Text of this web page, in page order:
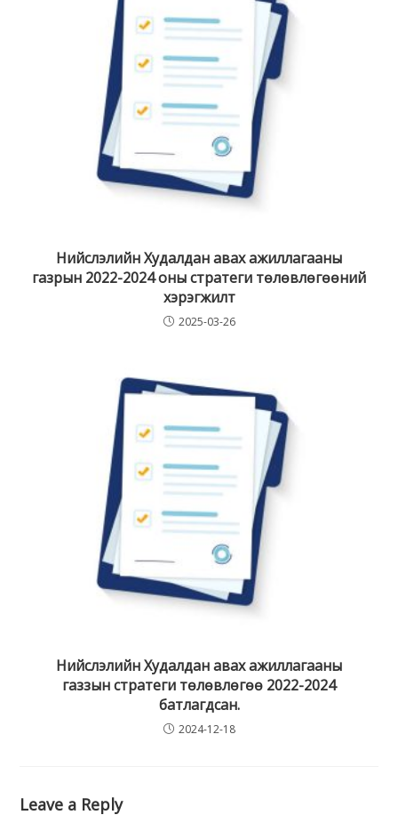
Нийслэлийн Худалдан авах ажиллагааны
газрын 2022-2024 оны стратеги төлөвлөгөөний
хэрэгжилт
2025-03-26
Нийслэлийн Худалдан авах ажиллагааны
газзын стратеги төлөвлөгөө 2022-2024
батлагдсан.
2024-12-18
Leave a Reply